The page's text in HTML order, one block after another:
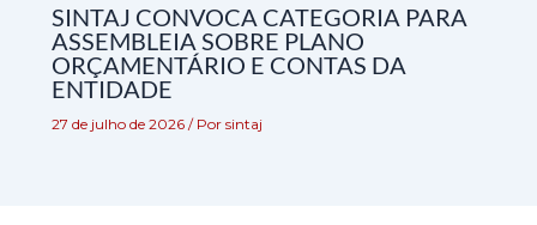
SINTAJ CONVOCA CATEGORIA PARA
ASSEMBLEIA SOBRE PLANO
ORÇAMENTÁRIO E CONTAS DA
ENTIDADE
27 de julho de 2026 / Por sintaj